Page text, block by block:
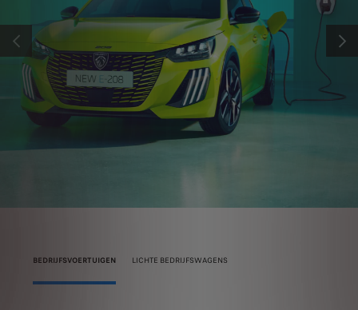
VORIGE
BEDRIJFSVOERTUIGEN LICHTE BEDRIJFSWAGENS